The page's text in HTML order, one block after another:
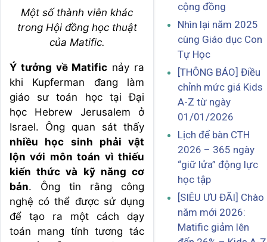
Một số thành viên khác
trong Hội đồng học thuật
của Matific.
Ý tưởng về Matific nảy ra
khi Kupferman đang làm
giáo sư toán học tại Đại
học Hebrew Jerusalem ở
Israel. Ông quan sát thấy
nhiều học sinh phải vật
lộn với môn toán vì thiếu
kiến thức và kỹ năng cơ
bản. Ông tin rằng công
nghệ có thể được sử dụng
để tạo ra một cách dạy
toán mang tính tương tác
cộng đồng
Nhìn lại năm 2025
cùng Giáo dục Con
Tự Học
[THÔNG BÁO] Điều
chỉnh mức giá Kids
A-Z từ ngày
01/01/2026
Lịch để bàn CTH
2026 – 365 ngày
“giữ lửa” động lực
học tập
[SIÊU ƯU ĐÃI] Chào
năm mới 2026:
Matific giảm lên